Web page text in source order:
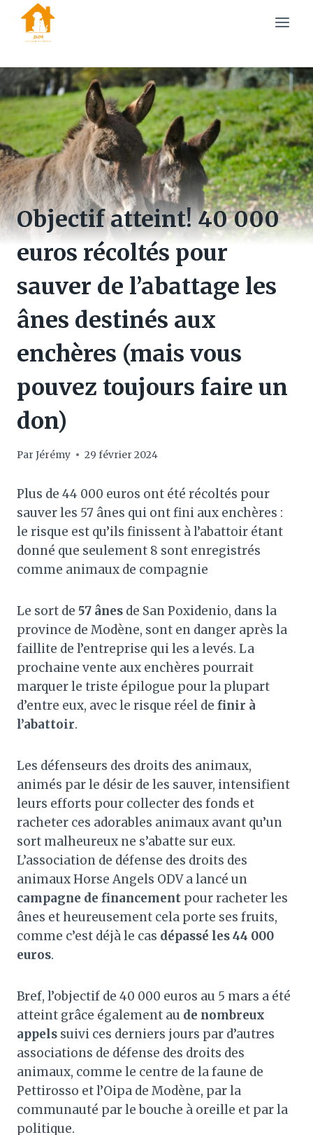
content
Objectif atteint! 40 000
euros récoltés pour
sauver de l’abattage les
ânes destinés aux
enchères (mais vous
pouvez toujours faire un
don)
Par Jérémy 29 février 2024
Plus de 44 000 euros ont été récoltés pour
sauver les 57 ânes qui ont fini aux enchères :
le risque est qu’ils finissent à l’abattoir étant
donné que seulement 8 sont enregistrés
comme animaux de compagnie
Le sort de 57 ânes de San Poxidenio, dans la
province de Modène, sont en danger après la
faillite de l’entreprise qui les a levés. La
prochaine vente aux enchères pourrait
marquer le triste épilogue pour la plupart
d’entre eux, avec le risque réel de finir à
l’abattoir.
Les défenseurs des droits des animaux,
animés par le désir de les sauver, intensifient
leurs efforts pour collecter des fonds et
racheter ces adorables animaux avant qu’un
sort malheureux ne s’abatte sur eux.
L’association de défense des droits des
animaux Horse Angels ODV a lancé un
campagne de financement pour racheter les
ânes et heureusement cela porte ses fruits,
comme c’est déjà le cas dépassé les 44 000
euros.
Bref, l’objectif de 40 000 euros au 5 mars a été
atteint grâce également au de nombreux
appels suivi ces derniers jours par d’autres
associations de défense des droits des
animaux, comme le centre de la faune de
Pettirosso et l’Oipa de Modène, par la
communauté par le bouche à oreille et par la
politique.